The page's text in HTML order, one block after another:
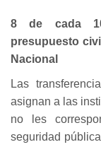
8 de cada
presupuesto
Nacional
Las
asignan a las
no les
seguridad